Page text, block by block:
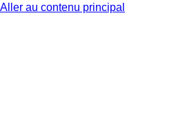
Aller au contenu principal